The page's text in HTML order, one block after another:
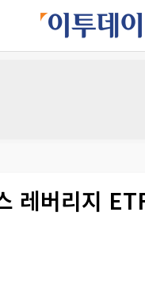
레버리지